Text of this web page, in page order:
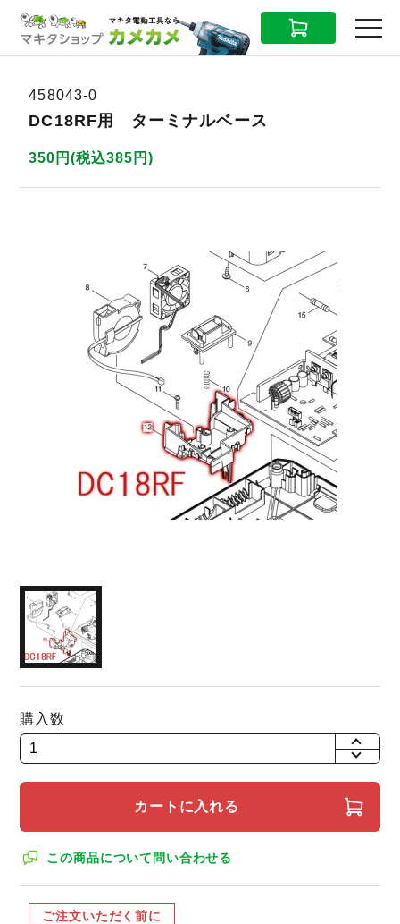
CART MENU
458043-0
DC18RF用 ターミナルベース
350円(税込385円)
購入数
+
カートに入れる
この商品について問い合わせる
ご注文いただく前に